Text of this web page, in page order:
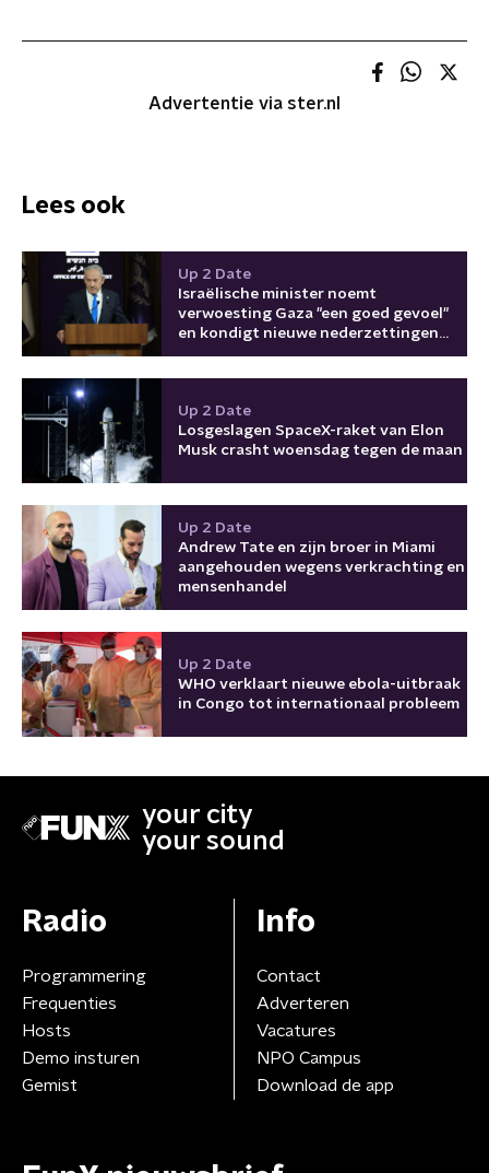
Advertentie via ster.nl
Lees ook
Up 2 Date
Israëlische minister noemt
verwoesting Gaza "een goed gevoel"
en kondigt nieuwe nederzettingen
Up 2 Date
Losgeslagen SpaceX-raket van Elon
Musk crasht woensdag tegen de maan
Up 2 Date
Andrew Tate en zijn broer in Miami
aangehouden wegens verkrachting en
mensenhandel
Up 2 Date
WHO verklaart nieuwe ebola-uitbraak
in Congo tot internationaal probleem
your city
your sound
Radio
Programmering
Frequenties
Hosts
Demo insturen
Gemist
Info
Contact
Adverteren
Vacatures
NPO Campus
Download de app